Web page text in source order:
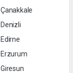
Çanakkale
Denizli
Edirne
Erzurum
Giresun